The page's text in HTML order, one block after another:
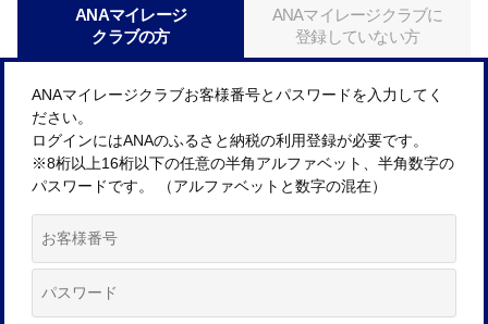
ANAマイレージ
クラブの方
ANAマイレージクラブに
登録していない方
ANAマイレージクラブお客様番号とパスワードを入力してく
ださい。
ログインにはANAのふるさと納税の利用登録が必要です。
※8桁以上16桁以下の任意の半角アルファベット、半角数字の
パスワードです。 （アルファベットと数字の混在）